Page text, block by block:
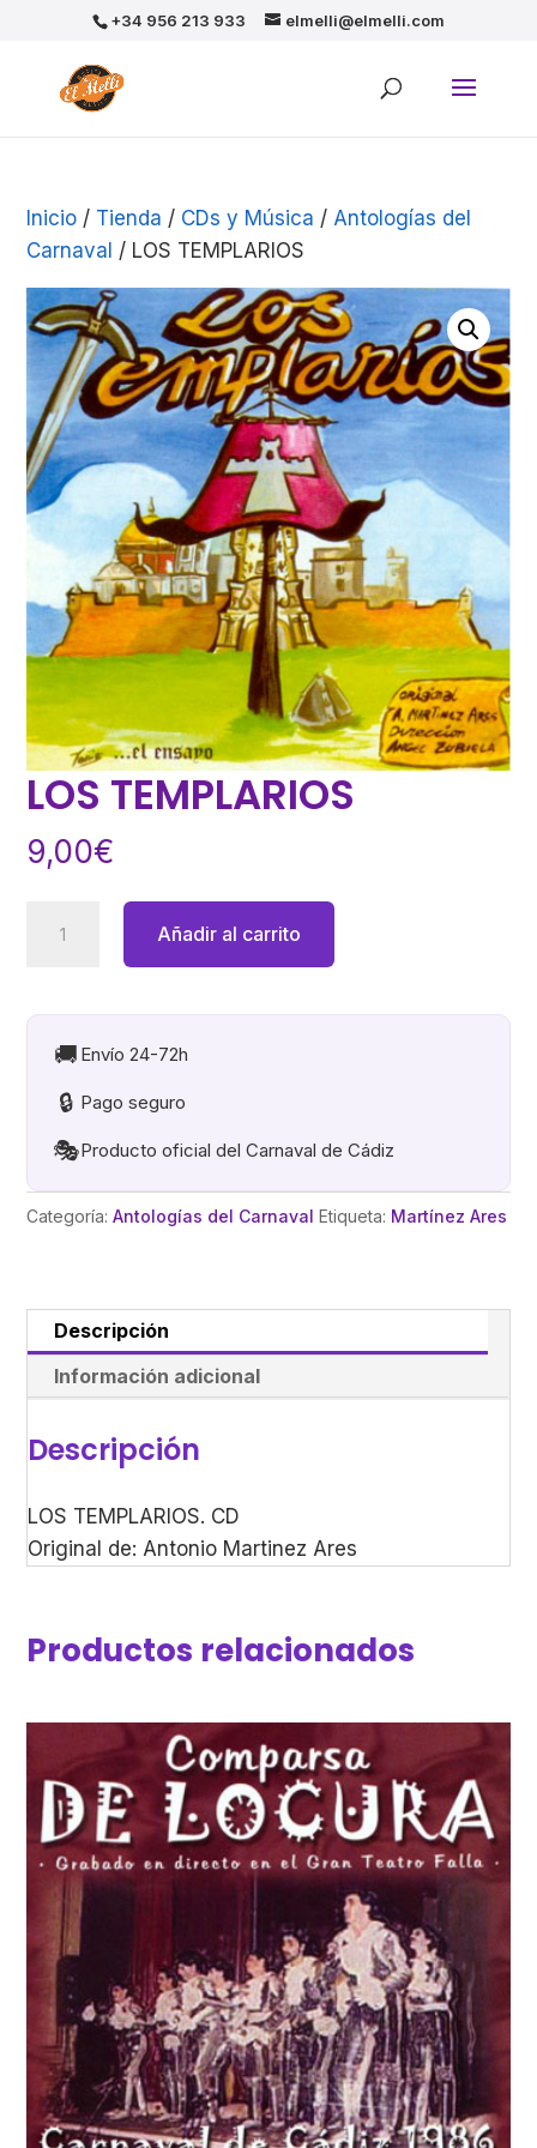
+34 956 213 933 elmelli@elmelli.com
Inicio / Tienda / CDs y Música / Antologías del
Carnaval / LOS TEMPLARIOS
LOS TEMPLARIOS
9,00€
TEMPLARIOS
Añadir al carrito
🚚 Envío 24-72h
🔒 Pago seguro
🎭Producto oficial del Carnaval de Cádiz
Categoría:Antologías del Carnaval Etiqueta: Martínez Ares
Descripción
Información adicional
Descripción
LOS TEMPLARIOS. CD
Original de: Antonio Martinez Ares
Productos relacionados